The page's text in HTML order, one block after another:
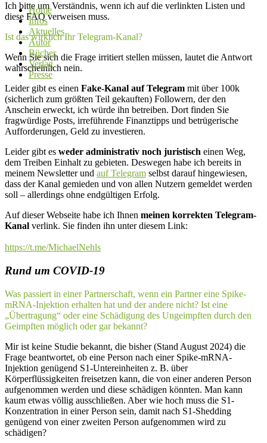
Home
Infos
Aktuelles
Autor
Bücher
Verlag
Presse
Ich bitte um Verständnis, wenn ich auf die verlinkten Listen und
diese FAQ verweisen muss.
Ist das wirklich Ihr Telegram-Kanal?
Wenn Sie sich die Frage irritiert stellen müssen, lautet die Antwort
wahrscheinlich nein.
Leider gibt es einen Fake-Kanal auf Telegram mit über 100k
(sicherlich zum größten Teil gekauften) Followern, der den
Anschein erweckt, ich würde ihn betreiben. Dort finden Sie
fragwürdige Posts, irreführende Finanztipps und betrügerische
Aufforderungen, Geld zu investieren.
Leider gibt es weder administrativ noch juristisch einen Weg,
dem Treiben Einhalt zu gebieten. Deswegen habe ich bereits in
meinem Newsletter und auf Telegram selbst darauf hingewiesen,
dass der Kanal gemieden und von allen Nutzern gemeldet werden
soll – allerdings ohne endgültigen Erfolg.
Auf dieser Webseite habe ich Ihnen meinen korrekten Telegram-
Kanal verlink. Sie finden ihn unter diesem Link:
https://t.me/MichaelNehls
Rund um COVID-19
Was passiert in einer Partnerschaft, wenn ein Partner eine Spike-
mRNA-Injektion erhalten hat und der andere nicht? Ist eine
„Übertragung“ oder eine Schädigung des Ungeimpften durch den
Geimpften möglich oder gar bekannt?
Mir ist keine Studie bekannt, die bisher (Stand August 2024) die
Frage beantwortet, ob eine Person nach einer Spike-mRNA-
Injektion genügend S1-Untereinheiten z. B. über
Körperflüssigkeiten freisetzen kann, die von einer anderen Person
aufgenommen werden und diese schädigen könnten. Man kann
kaum etwas völlig ausschließen. Aber wie hoch muss die S1-
Konzentration in einer Person sein, damit nach S1-Shedding
genügend von einer zweiten Person aufgenommen wird zu
schädigen?